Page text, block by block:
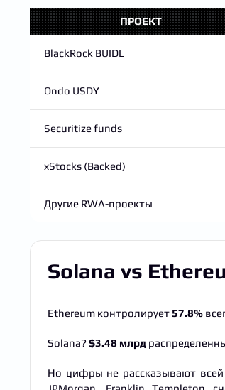
ПРОЕКТ
BlackRock BUIDL
Ondo USDY
Securitize funds
xStocks (Backed)
Другие RWA-проекты
Solana vs
Ethereum контролирует 57.8%
Solana? $3.48 млрд
Но цифры не рассказывают всей